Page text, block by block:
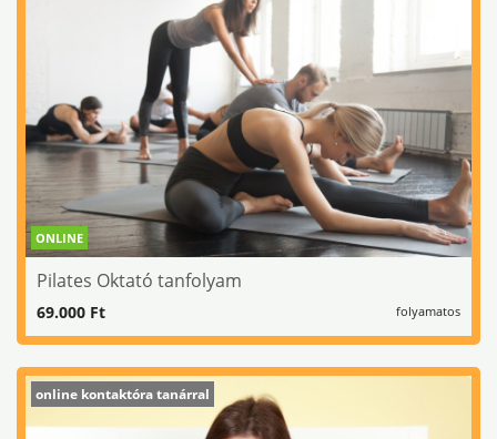
ONLINE
Pilates Oktató tanfolyam
folyamatos
69.000 Ft
online kontaktóra tanárral